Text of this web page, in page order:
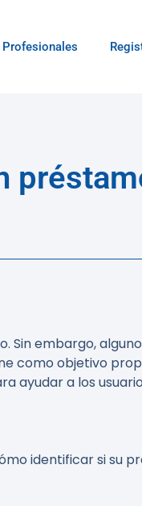
Profesionales
Sin embargo,
como objetivo
ayudar a los
identificar si su